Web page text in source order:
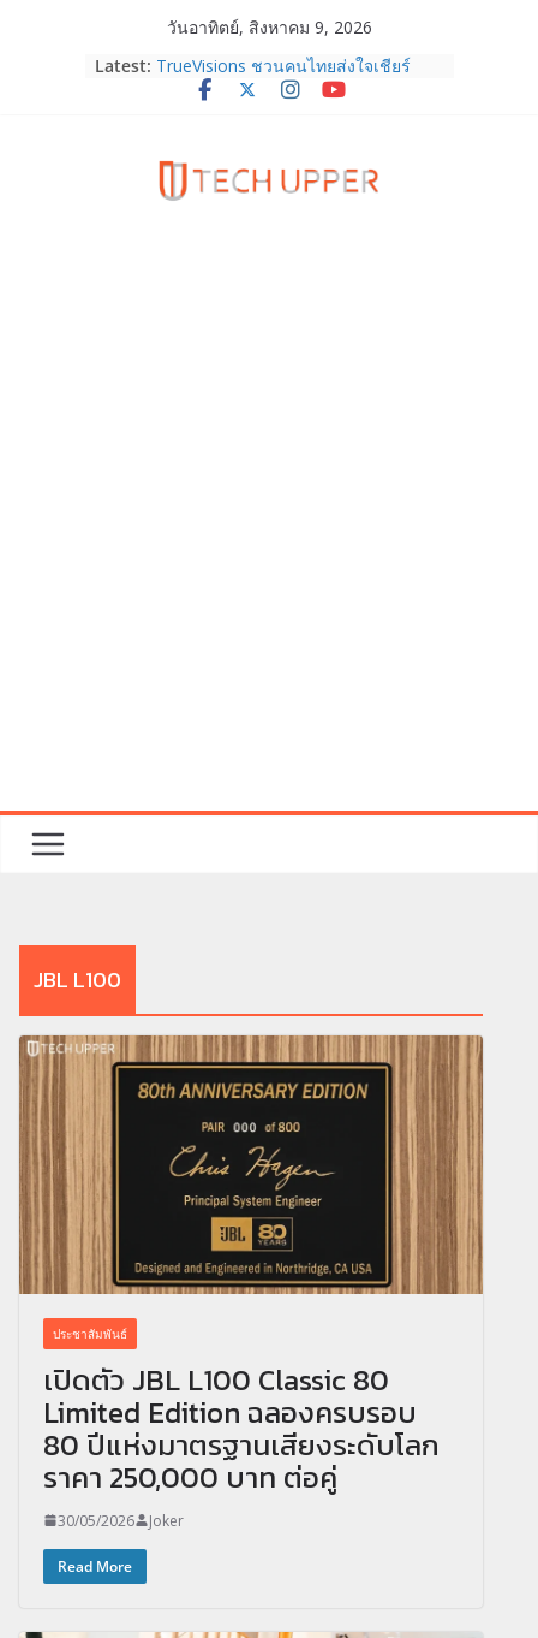
วันอาทิตย์, สิงหาคม 9, 2026
Latest:
HUAWEI Pura 90s Series 5G+ ซื้อกับ
True 5G ลดสูงสุด 19,400 บาท พร้อม
สิทธิพิเศษครบครันทั้งความบันเทิง และ
“เนเน่ รอยัล” บนเวทีโลก ร่วมลุ้นทุก
โมเมนต์สำคัญใน AMERICA’S GOT
JBL L100
ประชาสัมพันธ์
เปิดตัว JBL L100 Classic 80
Limited Edition ฉลองครบรอบ
80 ปีแห่งมาตรฐานเสียงระดับโลก
ราคา 250,000 บาท ต่อคู่
30/05/2026 Joker
Read More